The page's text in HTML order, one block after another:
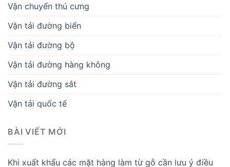
Vận chuyển thú cưng
Vận tải đường biển
Vận tải đường bộ
Vận tải đường hàng không
Vận tải đường sắt
Vận tải quốc tế
BÀI VIẾT MỚI
Khi xuất khẩu các mặt hàng làm từ gỗ cần lưu ý điều